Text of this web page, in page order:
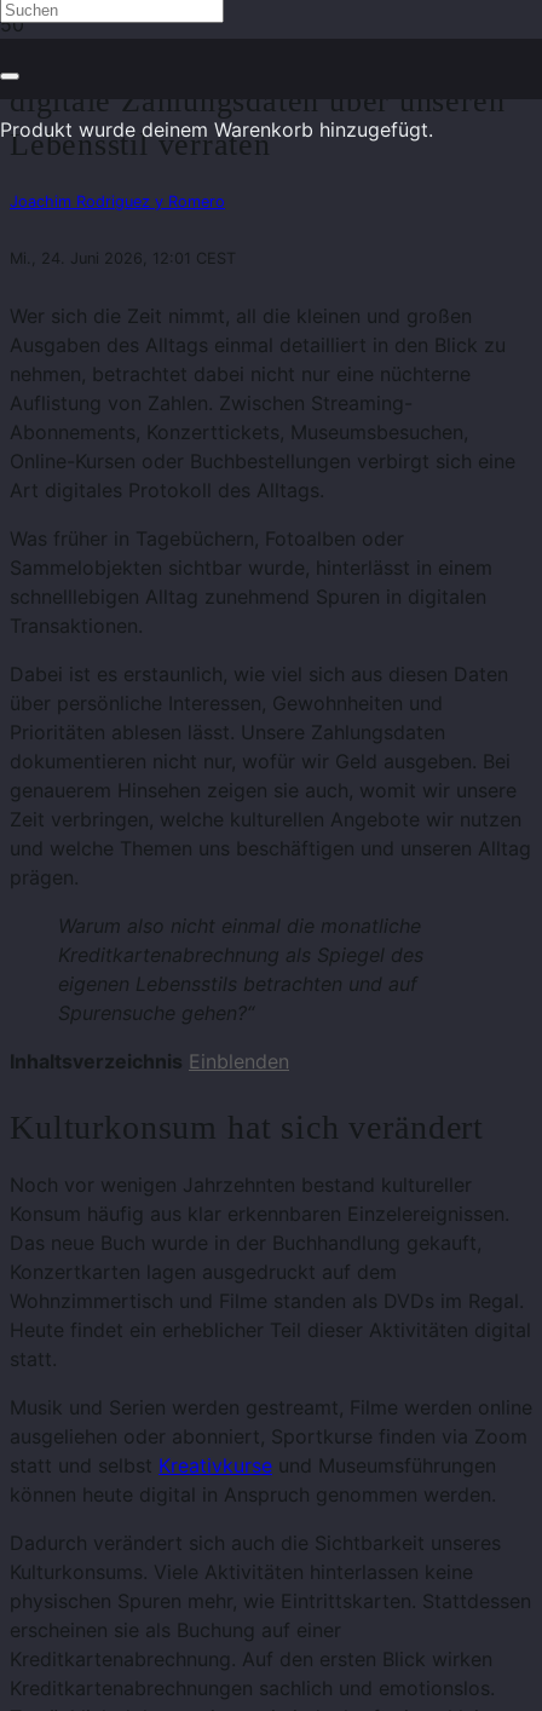
Produkt wurde deinem Warenkorb hinzugefügt.
digitale Zahlungsdaten über unseren
Lebensstil verraten
Joachim Rodriguez y Romero
Mi., 24. Juni 2026, 12:01 CEST
Wer sich die Zeit nimmt, all die kleinen und großen
Ausgaben des Alltags einmal detailliert in den Blick zu
nehmen, betrachtet dabei nicht nur eine nüchterne
Auflistung von Zahlen. Zwischen Streaming-
Abonnements, Konzerttickets, Museumsbesuchen,
Online-Kursen oder Buchbestellungen verbirgt sich eine
Art digitales Protokoll des Alltags.
Was früher in Tagebüchern, Fotoalben oder
Sammelobjekten sichtbar wurde, hinterlässt in einem
schnelllebigen Alltag zunehmend Spuren in digitalen
Transaktionen.
Dabei ist es erstaunlich, wie viel sich aus diesen Daten
über persönliche Interessen, Gewohnheiten und
Prioritäten ablesen lässt. Unsere Zahlungsdaten
dokumentieren nicht nur, wofür wir Geld ausgeben. Bei
genauerem Hinsehen zeigen sie auch, womit wir unsere
Zeit verbringen, welche kulturellen Angebote wir nutzen
und welche Themen uns beschäftigen und unseren Alltag
prägen.
Warum also nicht einmal die monatliche
Kreditkartenabrechnung als Spiegel des
eigenen Lebensstils betrachten und auf
Spurensuche gehen?“
Inhaltsverzeichnis Einblenden
Kulturkonsum hat sich verändert
Noch vor wenigen Jahrzehnten bestand kultureller
Konsum häufig aus klar erkennbaren Einzelereignissen.
Das neue Buch wurde in der Buchhandlung gekauft,
Konzertkarten lagen ausgedruckt auf dem
Wohnzimmertisch und Filme standen als DVDs im Regal.
Heute findet ein erheblicher Teil dieser Aktivitäten digital
statt.
Musik und Serien werden gestreamt, Filme werden online
ausgeliehen oder abonniert, Sportkurse finden via Zoom
statt und selbst Kreativkurse und Museumsführungen
können heute digital in Anspruch genommen werden.
Dadurch verändert sich auch die Sichtbarkeit unseres
Kulturkonsums. Viele Aktivitäten hinterlassen keine
physischen Spuren mehr, wie Eintrittskarten. Stattdessen
erscheinen sie als Buchung auf einer
Kreditkartenabrechnung. Auf den ersten Blick wirken
Kreditkartenabrechnungen sachlich und emotionslos.